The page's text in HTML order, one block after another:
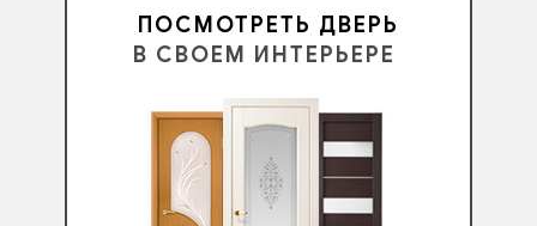
ПОСМОТРЕТЬ ДВЕРЬ
В СВОЕМ ИНТЕРЬЕРЕ